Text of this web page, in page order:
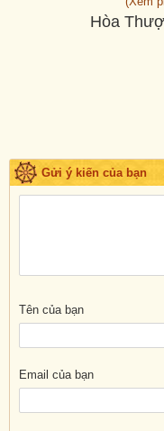
Hòa
Gửi ý kiến của bạn
Tên của bạn
Email của bạn